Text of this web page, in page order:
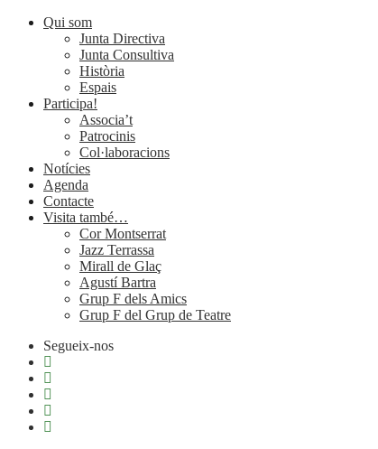
Qui som
Junta Directiva
Junta Consultiva
Història
Espais
Participa!
Associa’t
Patrocinis
Col·laboracions
Notícies
Agenda
Contacte
Visita també…
Cor Montserrat
Jazz Terrassa
Mirall de Glaç
Agustí Bartra
Grup F dels Amics
Grup F del Grup de Teatre
Segueix-nos